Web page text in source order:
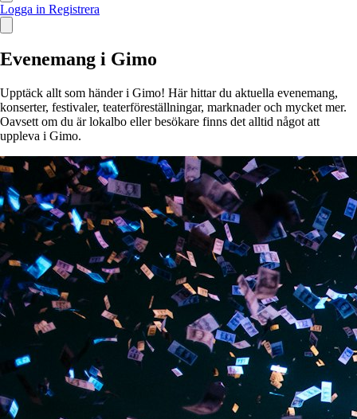
Logga in Registrera
Evenemang i Gimo
Upptäck allt som händer i Gimo! Här hittar du aktuella evenemang,
konserter, festivaler, teaterföreställningar, marknader och mycket mer.
Oavsett om du är lokalbo eller besökare finns det alltid något att
uppleva i Gimo.